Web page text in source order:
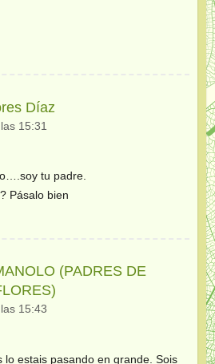
Díaz
15:31
tu padre.
Pásalo bien
(PADRES DE
15:43
lo estais pasando en grande. Sois